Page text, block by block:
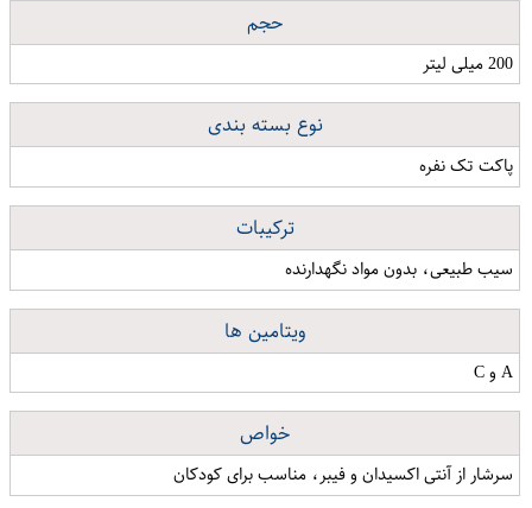
حجم
200 میلی لیتر
نوع بسته بندی
پاکت تک نفره
ترکیبات
سیب طبیعی، بدون مواد نگهدارنده
ویتامین ها
A و C
خواص
سرشار از آنتی اکسیدان و فیبر، مناسب برای کودکان